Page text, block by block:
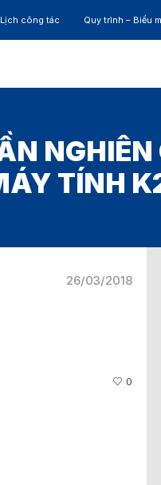
Lịch công tác Quy trình – Biểu
NGHIÊN
TÍNH
26/03/2018
0